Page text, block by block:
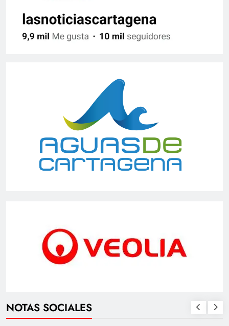
NOTAS SOCIALES